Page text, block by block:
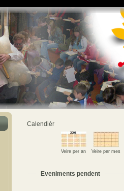
Calendièr
Veire per an Veire per mes
Eveniments pendent